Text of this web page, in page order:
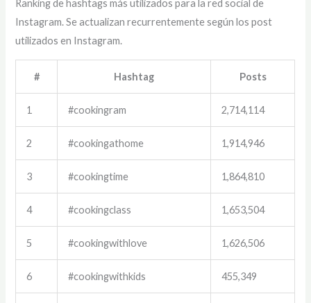
Ranking de hashtags más utilizados para la red social de
Instagram. Se actualizan recurrentemente según los post
utilizados en Instagram.
# Hashtag Posts
1 #cookingram 2,714,114
2 #cookingathome 1,914,946
3 #cookingtime 1,864,810
4 #cookingclass 1,653,504
5 #cookingwithlove 1,626,506
6 #cookingwithkids 455,349